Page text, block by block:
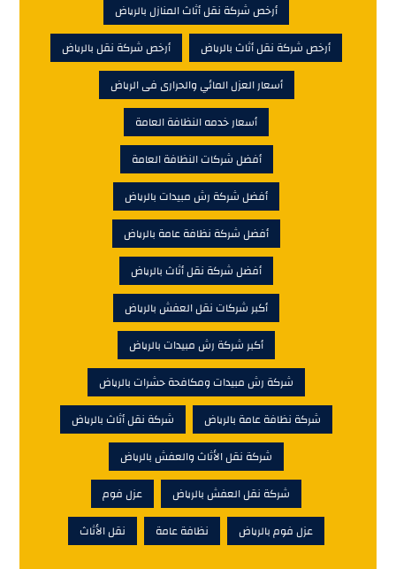
أرخص شركة نقل أثاث المنازل بالرياض
أرخص شركة نقل أثاث بالرياض
أرخص شركة نقل بالرياض
أسعار العزل المائي والحرارى فى الرياض
أسعار خدمه النظافة العامة
أفضل شركات النظافة العامة
أفضل شركة رش مبيدات بالرياض
أفضل شركة نظافة عامة بالرياض
أفضل شركة نقل أثاث بالرياض
أكبر شركات نقل العفش بالرياض
أكبر شركة رش مبيدات بالرياض
شركة رش مبيدات ومكافحة حشرات بالرياض
شركة نظافة عامة بالرياض
شركة نقل أثاث بالرياض
شركة نقل الأثاث والعفش بالرياض
شركة نقل العفش بالرياض
عزل فوم
عزل فوم بالرياض
نظافة عامة نقل الأثاث